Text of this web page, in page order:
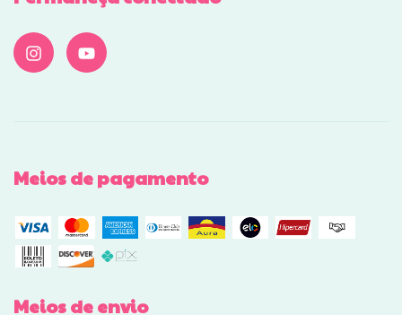
Meios de pagamento
Meios de envio